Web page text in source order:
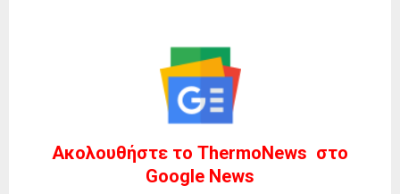
Ακολουθήστε το ThermoNews στο
Google News